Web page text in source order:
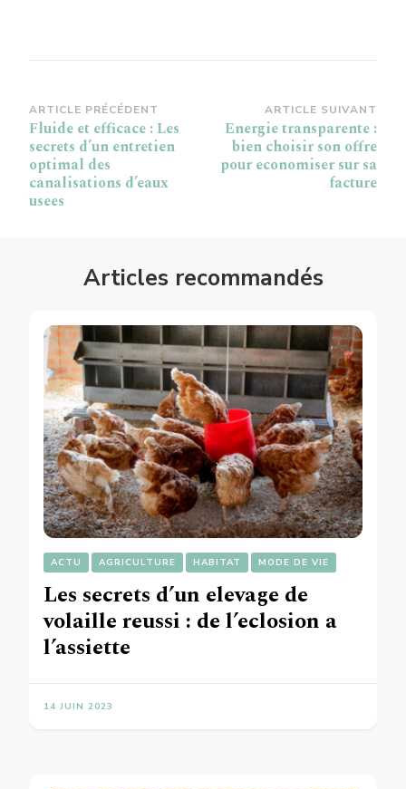
Navigation
d’article
ARTICLE PRÉCÉDENT
Fluide et efficace : Les
secrets d’un entretien
optimal des
canalisations d’eaux
usees
ARTICLE SUIVANT
Energie transparente :
bien choisir son offre
pour economiser sur sa
facture
Articles recommandés
ACTU AGRICULTURE HABITAT MODE DE VIE
Les secrets d’un elevage de
volaille reussi : de l’eclosion a
l’assiette
14 JUIN 2023